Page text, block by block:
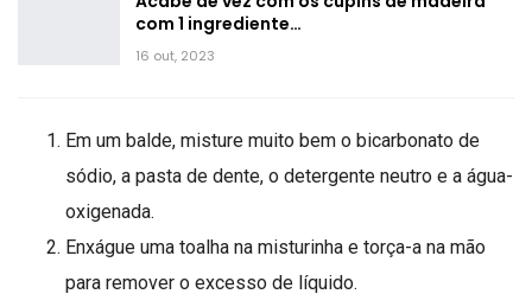
com 1 ingrediente…
16 out, 2023
Em um balde, misture muito bem o bicarbonato de
sódio, a pasta de dente, o detergente neutro e a água-
oxigenada.
Enxágue uma toalha na misturinha e torça-a na mão
para remover o excesso de líquido.